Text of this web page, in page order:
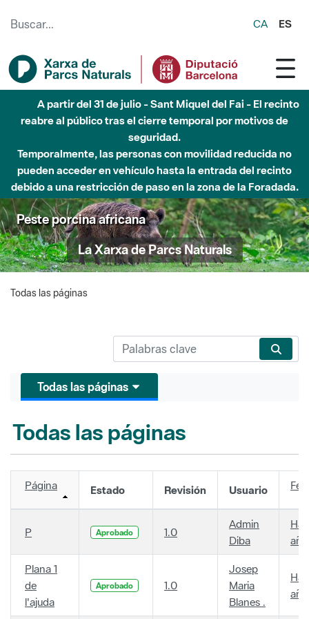
CA ES
A partir del 31 de julio - Sant Miquel del Fai - El recinto
reabre al público tras el cierre temporal por motivos de
seguridad.
Temporalmente, las personas con movilidad reducida no
pueden acceder en vehículo hasta la entrada del recinto
debido a una restricción de paso en la zona de la Foradada.
Peste porcina africana
La Xarxa de Parcs Naturals
Todas las páginas
Todas las páginas
Todas las páginas
Página Estado Revisión Usuario
P Aprobado 1.0
Admin
Diba
Plana 1
de
l'ajuda
Aprobado 1.0
Josep
Maria
Blanes .